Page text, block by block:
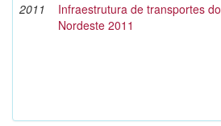
2011
Infraestrutura de transportes do
Nordeste 2011